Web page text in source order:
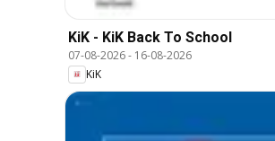
KiK - KiK Back To School
07-08-2026- 16-08-2026
KiK